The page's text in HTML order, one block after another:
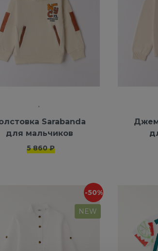
Sarabanda
для мальчиков
5 860 ₽
-50%
NEW